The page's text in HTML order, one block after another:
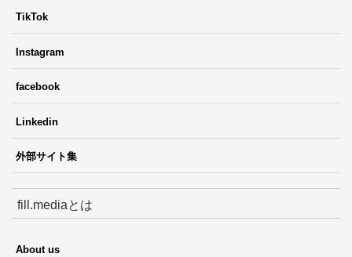
TikTok
Instagram
facebook
Linkedin
外部サイト集
fill.mediaとは
About us